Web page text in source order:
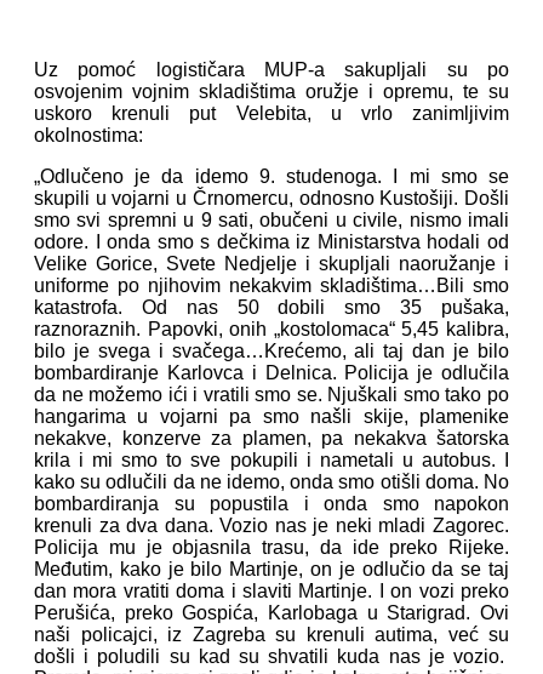
Uz pomoć logističara MUP-a sakupljali su po
osvojenim vojnim skladištima oružje i opremu, te su
uskoro krenuli put Velebita, u vrlo zanimljivim
okolnostima:
„Odlučeno je da idemo 9. studenoga. I mi smo se
skupili u vojarni u Črnomercu, odnosno Kustošiji. Došli
smo svi spremni u 9 sati, obučeni u civile, nismo imali
odore. I onda smo s dečkima iz Ministarstva hodali od
Velike Gorice, Svete Nedjelje i skupljali naoružanje i
uniforme po njihovim nekakvim skladištima…Bili smo
katastrofa. Od nas 50 dobili smo 35 pušaka,
raznoraznih. Papovki, onih „kostolomaca“ 5,45 kalibra,
bilo je svega i svačega…Krećemo, ali taj dan je bilo
bombardiranje Karlovca i Delnica. Policija je odlučila
da ne možemo ići i vratili smo se. Njuškali smo tako po
hangarima u vojarni pa smo našli skije, plamenike
nekakve, konzerve za plamen, pa nekakva šatorska
krila i mi smo to sve pokupili i nametali u autobus. I
kako su odlučili da ne idemo, onda smo otišli doma. No
bombardiranja su popustila i onda smo napokon
krenuli za dva dana. Vozio nas je neki mladi Zagorec.
Policija mu je objasnila trasu, da ide preko Rijeke.
Međutim, kako je bilo Martinje, on je odlučio da se taj
dan mora vratiti doma i slaviti Martinje. I on vozi preko
Perušića, preko Gospića, Karlobaga u Starigrad. Ovi
naši policajci, iz Zagreba su krenuli autima, već su
došli i poludili su kad su shvatili kuda nas je vozio.